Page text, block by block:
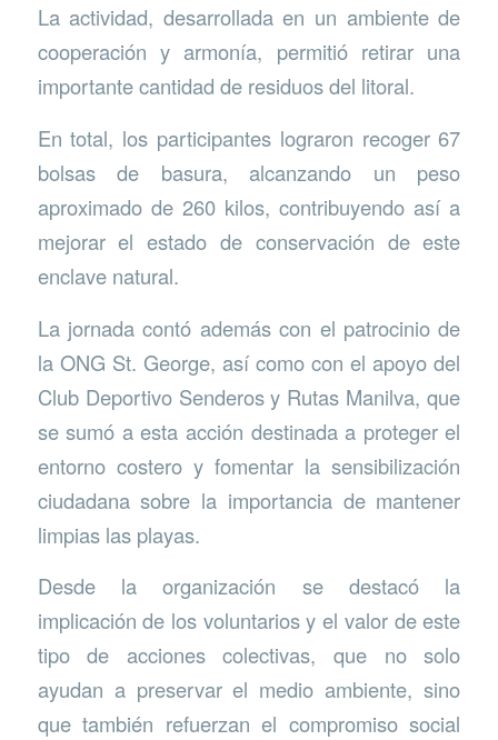
La actividad, desarrollada en un ambiente de
cooperación y armonía, permitió retirar una
importante cantidad de residuos del litoral.
En total, los participantes lograron recoger 67
bolsas de basura, alcanzando un peso
aproximado de 260 kilos, contribuyendo así a
mejorar el estado de conservación de este
enclave natural.
La jornada contó además con el patrocinio de
la ONG St. George, así como con el apoyo del
Club Deportivo Senderos y Rutas Manilva, que
se sumó a esta acción destinada a proteger el
entorno costero y fomentar la sensibilización
ciudadana sobre la importancia de mantener
limpias las playas.
Desde la organización se destacó la
implicación de los voluntarios y el valor de este
tipo de acciones colectivas, que no solo
ayudan a preservar el medio ambiente, sino
que también refuerzan el compromiso social